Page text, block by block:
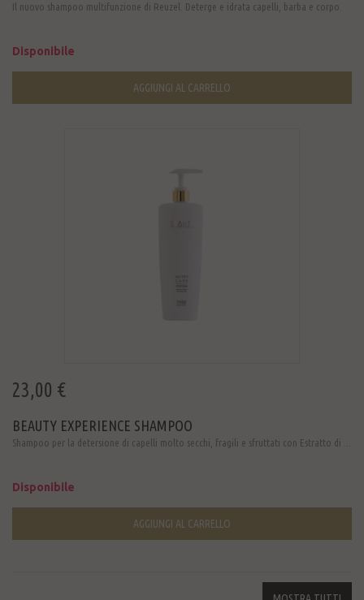
Il nuovo shampoo multifunzione di Reuzel. Deterge e idrata capelli, barba e corpo.
Disponibile
AGGIUNGI AL CARRELLO
23,00 €
BEAUTY EXPERIENCE SHAMPOO
Shampoo per la detersione di capelli molto secchi, fragili e sfruttati con Estratto di ...
Disponibile
AGGIUNGI AL CARRELLO